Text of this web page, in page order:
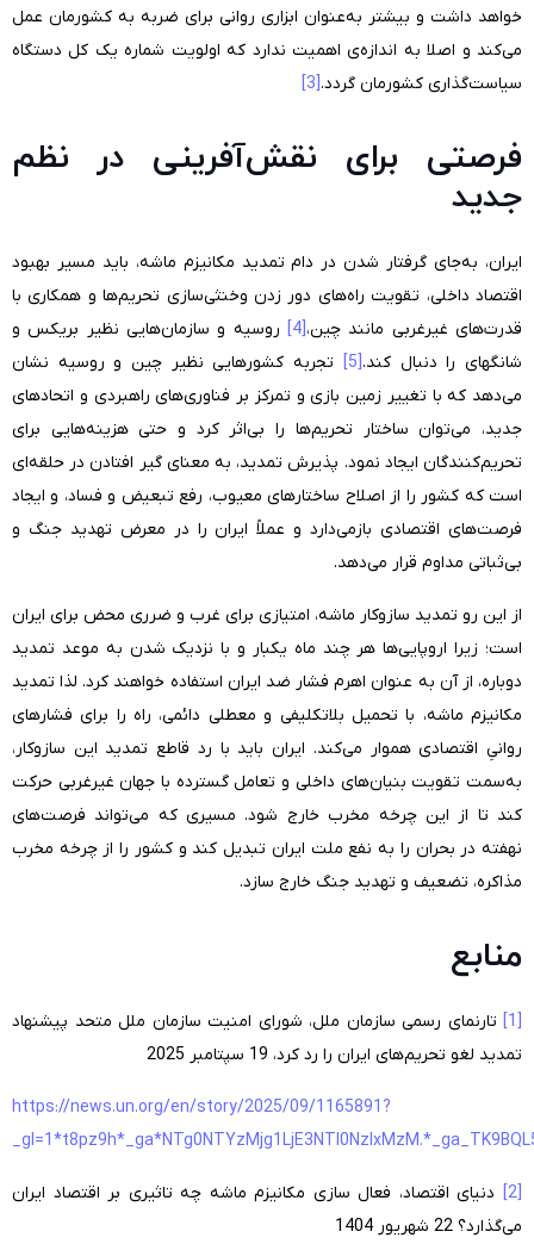
خواهد داشت و بیشتر به‌عنوان ابزاری روانی برای ضربه به کشورمان عمل
می‌کند و اصلا به اندازه‌ی اهمیت ندارد که اولویت شماره یک کل دستگاه
سیاست‌گذاری کشورمان گردد.[3]
فرصتی برای نقش‌آفرینی در نظم
جدید
ایران، به‌جای گرفتار شدن در دام تمدید مکانیزم ماشه، باید مسیر بهبود
اقتصاد داخلی، تقویت راه‌های دور زدن وخنثی‌سازی تحریم‌ها و همکاری با
قدرت‌های غیرغربی مانند چین،[4]
روسیه و سازمان‌هایی نظیر بریکس و
شانگهای را دنبال کند.[5]
تجربه کشورهایی نظیر چین و روسیه نشان
می‌دهد که با تغییر زمین بازی و تمرکز بر فناوری‌های راهبردی و اتحادهای
جدید، می‌توان ساختار تحریم‌ها را بی‌اثر کرد و حتی هزینه‌هایی برای
تحریم‌کنندگان ایجاد نمود. پذیرش تمدید، به معنای گیر افتادن در حلقه‌‌ای
است که کشور را از اصلاح ساختارهای معیوب، رفع تبعیض و فساد، و ایجاد
فرصت‌های اقتصادی بازمی‌دارد و عملاً ایران را در معرض تهدید جنگ و
بی‌ثباتی مداوم قرار می‌دهد.
از این رو تمدید سازوکار ماشه، امتیازی برای غرب و ضرری محض برای ایران
است؛ زیرا اروپایی‌ها هر چند ماه یکبار و با نزدیک شدن به موعد تمدید
دوباره، از آن به عنوان اهرم فشار ضد ایران استفاده خواهند کرد. لذا تمدید
مکانیزم ماشه، با تحمیل بلاتکلیفی و معطلی دائمی، راه را برای فشارهای
روانیِ اقتصادی هموار می‌کند. ایران باید با رد قاطع تمدید این سازوکار،
به‌سمت تقویت بنیان‌های داخلی و تعامل گسترده با جهان غیرغربی حرکت
کند تا از این چرخه مخرب خارج شود. مسیری که می‌تواند فرصت‌های
نهفته در بحران را به نفع ملت ایران تبدیل کند و کشور را از چرخه مخرب
مذاکره، تضعیف و تهدید جنگ خارج سازد.
منابع
[1]
تارنمای رسمی سازمان ملل، شورای امنیت سازمان ملل متحد پیشنهاد
تمدید لغو تحریم‌های ایران را رد کرد، 19 سپتامبر 2025
https://news.un.org/en/story/2025/09/1165891?
[2]
دنیای اقتصاد، فعال سازی مکانیزم ماشه چه تاثیری بر اقتصاد ایران
می‌گذارد؟ 22 شهریور 1404